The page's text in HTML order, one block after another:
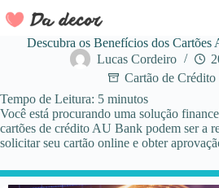
para
conteúdo
Descubra os Benefícios dos Cartões
Lucas Cordeiro
Cartão de Crédito
Tempo de Leitura: 5 minutos
Você está procurando uma solução
cartões de crédito AU Bank podem ser a
solicitar seu cartão online e obter